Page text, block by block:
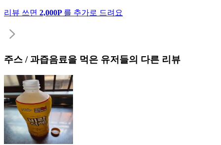
리뷰 쓰면 2,000P 를 추가로 드려요
주스 / 과즙음료을 먹은 유저들의 다른 리뷰